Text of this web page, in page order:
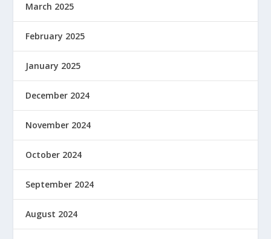
March 2025
February 2025
January 2025
December 2024
November 2024
October 2024
September 2024
August 2024